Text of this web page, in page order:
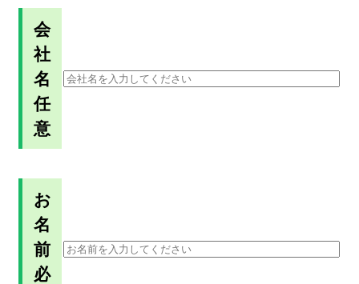
会
社
名
任
意
お
名
前
必